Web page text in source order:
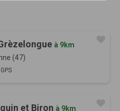
à 9km
(47)
et Biron à 9km